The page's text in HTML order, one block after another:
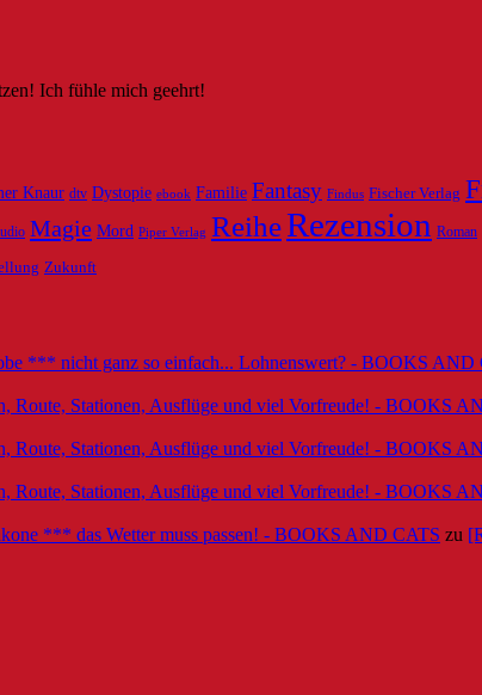
Ich fühle mich geehrt!
Knaur dtv Dystopie ebook Familie Fantasy Findus Fischer Verlag
Magie Mord Piper Verlag ReiheRezension Roman
Zukunft
*** nicht ganz so einfach... Lohnenswert? - BOOKS AND
Route, Stationen, Ausflüge und viel Vorfreude! - BOOKS
Route, Stationen, Ausflüge und viel Vorfreude! - BOOKS
Route, Stationen, Ausflüge und viel Vorfreude! - BOOKS
*** das Wetter muss passen! - BOOKS AND CATS zu